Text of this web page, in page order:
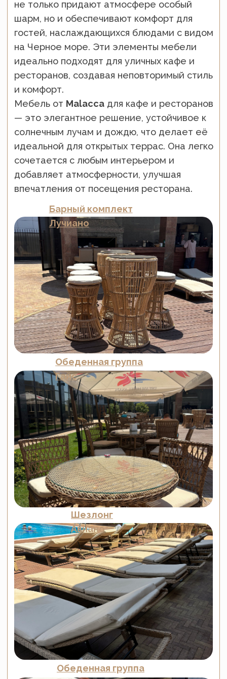
О компании
Cогласие на обработку персональных данных
Политика обработки персональных данных
Договор оферты
ООО «Малакка
Гостеприимство»
office@malacca.ru
Copyright©2026
ИНН 2312318794
Каталог
Портфолио
Юридический адрес:
350059, г.Краснодар, ул.Уральская, д.22
+7 (918) 270-56-03
Фактические адреса:
г. Краснодар,ул. Лизы Чайкиной 2/3, 2 этаж
г. Москва,пр-т. Мира 211,
ТРЦ Европолис.
Moсковская обл.,г.о. Истра, д.Покровское,
ул. Центральная, здание 33
Пн-сб: с 9:00 до 18:00
Вс: выходной
Доставка и оплата
Сотрудничество
Контакты
Блог
Для бизнеса